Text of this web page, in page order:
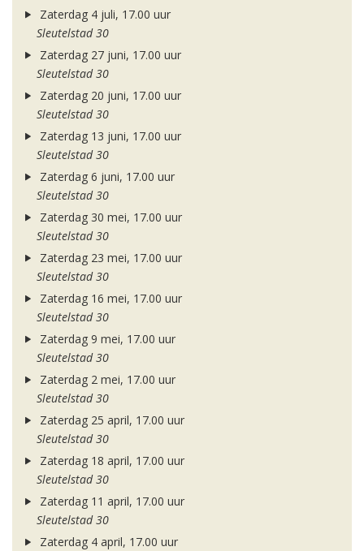
Zaterdag 4 juli, 17.00 uur
Sleutelstad 30
Zaterdag 27 juni, 17.00 uur
Sleutelstad 30
Zaterdag 20 juni, 17.00 uur
Sleutelstad 30
Zaterdag 13 juni, 17.00 uur
Sleutelstad 30
Zaterdag 6 juni, 17.00 uur
Sleutelstad 30
Zaterdag 30 mei, 17.00 uur
Sleutelstad 30
Zaterdag 23 mei, 17.00 uur
Sleutelstad 30
Zaterdag 16 mei, 17.00 uur
Sleutelstad 30
Zaterdag 9 mei, 17.00 uur
Sleutelstad 30
Zaterdag 2 mei, 17.00 uur
Sleutelstad 30
Zaterdag 25 april, 17.00 uur
Sleutelstad 30
Zaterdag 18 april, 17.00 uur
Sleutelstad 30
Zaterdag 11 april, 17.00 uur
Sleutelstad 30
Zaterdag 4 april, 17.00 uur